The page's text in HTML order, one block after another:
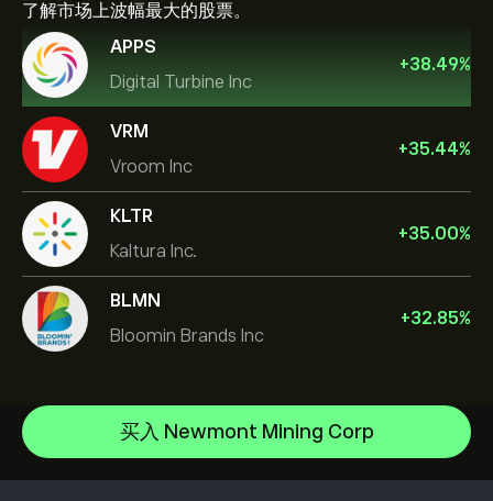
了解市场上波幅最大的股票。
APPS
Digital Turbine Inc
+38.49%
VRM
Vroom Inc
+35.44%
KLTR
Kaltura Inc.
+35.00%
BLMN
Bloomin Brands Inc
+32.85%
买入 Newmont Mining Corp
NVIDIA Corporation
Microsoft
Apple
如何入金
如何出金
开设账户
CopyTrading 简介
负责任交易
选择 eToro 的理由